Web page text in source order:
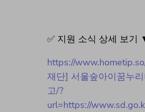
✅ 지원 소식 상세 보기
https://
재단] 서울숲아이꿈누
고/?
url=https://